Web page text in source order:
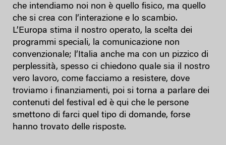
che intendiamo noi non è quello fisico, ma quello
che si crea con l’interazione e lo scambio.
L’Europa stima il nostro operato, la scelta dei
programmi speciali, la comunicazione non
convenzionale; l’Italia anche ma con un pizzico di
perplessità, spesso ci chiedono quale sia il nostro
vero lavoro, come facciamo a resistere, dove
troviamo i finanziamenti, poi si torna a parlare dei
contenuti del festival ed è qui che le persone
smettono di farci quel tipo di domande, forse
hanno trovato delle risposte.